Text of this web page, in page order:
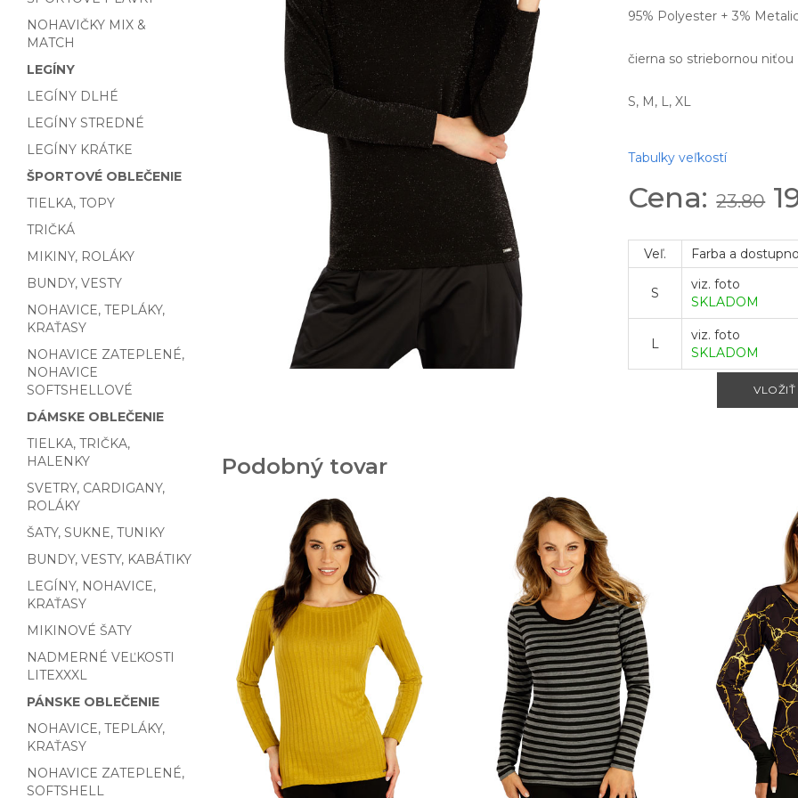
NOHAVIČKY MIX &
MATCH
LEGÍNY
LEGÍNY DLHÉ
LEGÍNY STREDNÉ
LEGÍNY KRÁTKE
ŠPORTOVÉ OBLEČENIE
TIELKA, TOPY
TRIČKÁ
MIKINY, ROLÁKY
BUNDY, VESTY
NOHAVICE, TEPLÁKY,
KRAŤASY
NOHAVICE ZATEPLENÉ,
NOHAVICE
SOFTSHELLOVÉ
DÁMSKE OBLEČENIE
TIELKA, TRIČKA,
HALENKY
SVETRY, CARDIGANY,
ROLÁKY
ŠATY, SUKNE, TUNIKY
BUNDY, VESTY, KABÁTIKY
LEGÍNY, NOHAVICE,
KRAŤASY
MIKINOVÉ ŠATY
NADMERNÉ VEĽKOSTI
LITEXXXL
PÁNSKE OBLEČENIE
NOHAVICE, TEPLÁKY,
KRAŤASY
NOHAVICE ZATEPLENÉ,
SOFTSHELL
95% Polyester + 3%
čierna so striebornou niťou
S, M, L, XL
Tabulky veľkostí
Cena:23.80
Veľ. Farba a
S
viz. foto
SKLADOM
L
viz. foto
SKLADOM
Podobný tovar